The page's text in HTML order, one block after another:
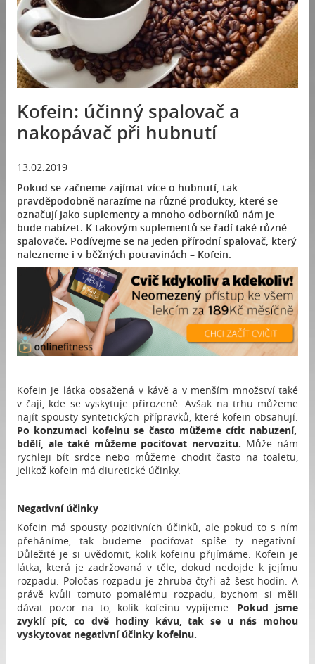
Kofein: účinný spalovač a
nakopávač při hubnutí
13.02.2019
Pokud se začneme zajímat více o hubnutí, tak
pravděpodobně narazíme na různé produkty, které se
označují jako suplementy a mnoho odborníků nám je
bude nabízet. K takovým suplementů se řadí také různé
spalovače. Podívejme se na jeden přírodní spalovač, který
nalezneme i v běžných potravinách – Kofein.
Kofein je látka obsažená v kávě a v menším množství také
v čaji, kde se vyskytuje přirozeně. Avšak na trhu můžeme
najít spousty syntetických přípravků, které kofein obsahují.
Po konzumaci kofeinu se často můžeme cítit nabuzení,
bdělí, ale také můžeme pociťovat nervozitu. Může nám
rychleji bít srdce nebo můžeme chodit často na toaletu,
jelikož kofein má diuretické účinky.
Negativní účinky
Kofein má spousty pozitivních účinků, ale pokud to s ním
přeháníme, tak budeme pociťovat spíše ty negativní.
Důležité je si uvědomit, kolik kofeinu přijímáme. Kofein je
látka, která je zadržovaná v těle, dokud nedojde k jejímu
rozpadu. Poločas rozpadu je zhruba čtyři až šest hodin. A
právě kvůli tomuto pomalému rozpadu, bychom si měli
dávat pozor na to, kolik kofeinu vypijeme. Pokud jsme
zvyklí pít, co dvě hodiny kávu, tak se u nás mohou
vyskytovat negativní účinky kofeinu.